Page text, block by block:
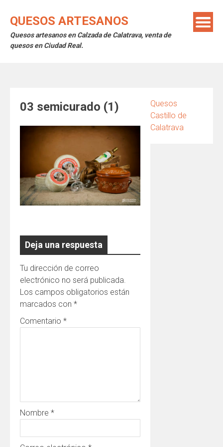
contenido
QUESOS ARTESANOS
Quesos artesanos en Calzada de Calatrava, venta de
quesos en Ciudad Real.
03 semicurado (1)
Deja una respuesta
Tu dirección de correo
electrónico no será publicada.
Los campos obligatorios están
marcados con *
Comentario *
Nombre *
Quesos
Castillo de
Calatrava